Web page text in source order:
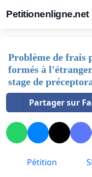
Petitionenligne.net
Problème de
formés à
stage de
Partager sur
Pétition